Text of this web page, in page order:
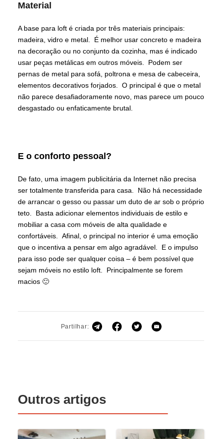
Material
A base para loft é criada por três materiais principais:
madeira, vidro e metal. É melhor usar concreto e madeira
na decoração ou no conjunto da cozinha, mas é indicado
usar peças metálicas em outros móveis. Podem ser
pernas de metal para sofá, poltrona e mesa de cabeceira,
elementos decorativos forjados. O principal é que o metal
não parece desafiadoramente novo, mas parece um pouco
desgastado ou enfaticamente brutal.
E o conforto pessoal?
De fato, uma imagem publicitária da Internet não precisa
ser totalmente transferida para casa. Não há necessidade
de arrancar o gesso ou passar um duto de ar sob o próprio
teto. Basta adicionar elementos individuais de estilo e
mobiliar a casa com móveis de alta qualidade e
confortáveis. Afinal, o principal no interior é uma emoção
que o incentiva a pensar em algo agradável. E o impulso
para isso pode ser qualquer coisa – é bem possível que
sejam móveis no estilo loft. Principalmente se forem
macios 🙂
Partilhar:
Outros artigos